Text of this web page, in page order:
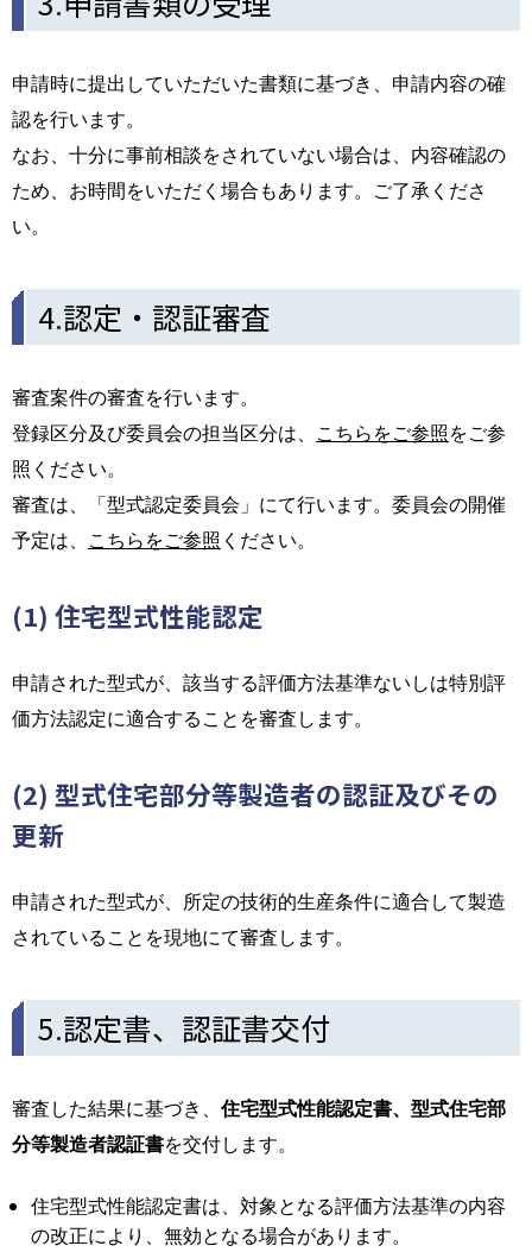
申請時に提出していただいた書類に基づき、申請内容の確
認を行います。
なお、十分に事前相談をされていない場合は、内容確認の
ため、お時間をいただく場合もあります。ご了承くださ
い。
4.認定・認証審査
審査案件の審査を行います。
登録区分及び委員会の担当区分は、 こちらをご参照をご参
照ください。
審査は、「型式認定委員会」にて行います。委員会の開催
予定は、 こちらをご参照 ください。
(1) 住宅型式性能認定
申請された型式が、該当する評価方法基準ないしは特別評
価方法認定に適合することを審査します。
(2) 型式住宅部分等製造者の認証及びその
更新
申請された型式が、所定の技術的生産条件に適合して製造
されていることを現地にて審査します。
5.認定書、認証書交付
審査した結果に基づき、 住宅型式性能認定書、型式住宅部
分等製造者認証書を交付します。
住宅型式性能認定書は、対象となる評価方法基準の内容
の改正により、無効となる場合があります。